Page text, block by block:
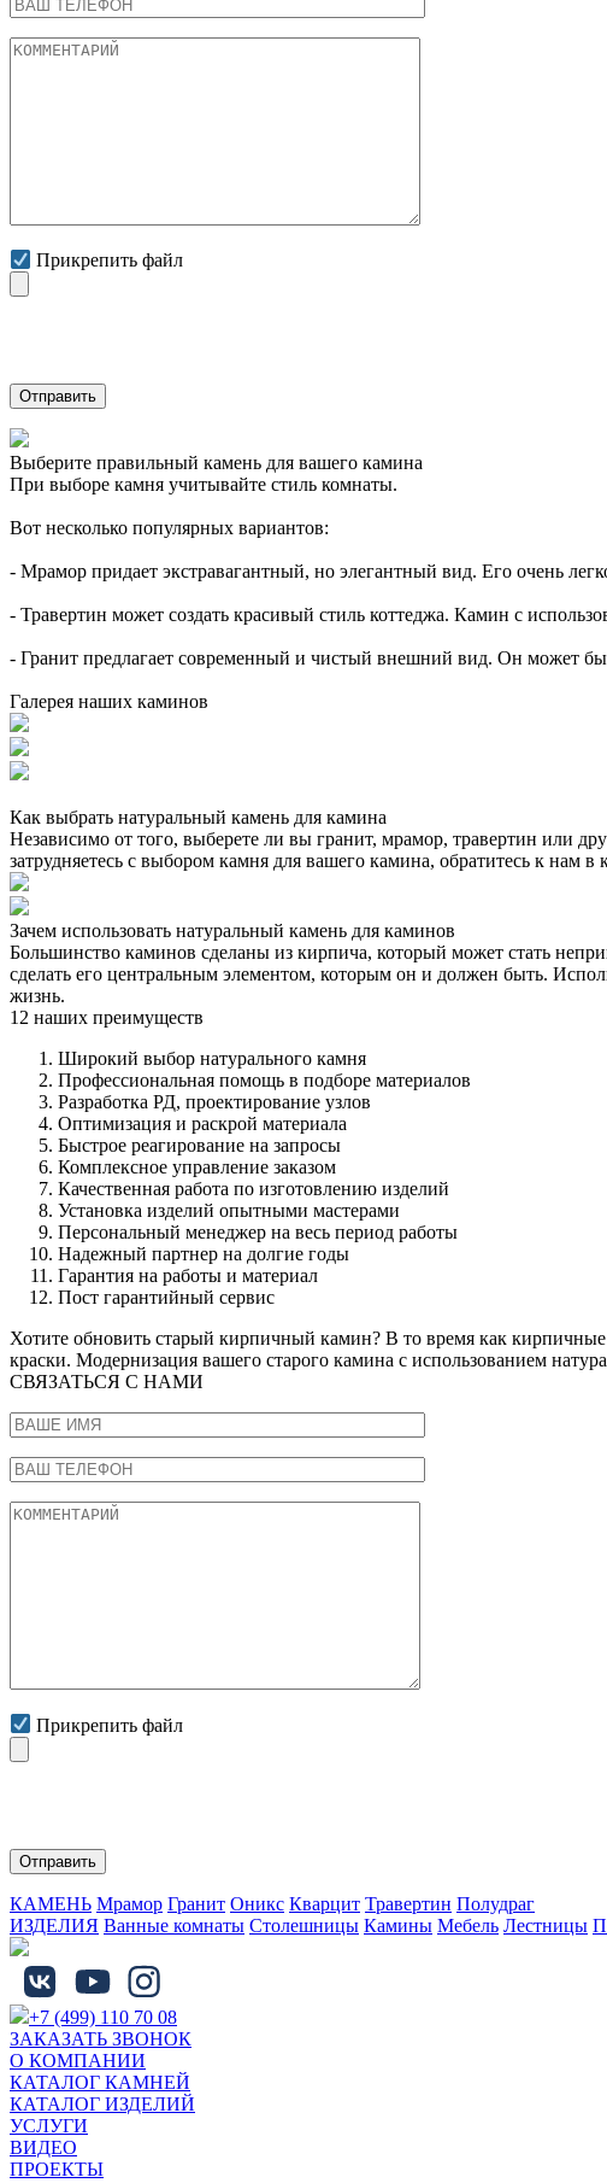
Прикрепить файл
Выберите правильный камень для вашего камина
При выборе камня учитывайте стиль комнаты.
Вот несколько популярных вариантов:
- Мрамор придает экстравагантный, но элегантный вид. Его очень
- Травертин может создать красивый стиль коттеджа. Камин с
- Гранит предлагает современный и чистый внешний вид. Он может
Галерея наших каминов
Как выбрать натуральный камень для камина
Независимо от того, выберете ли вы гранит, мрамор, травертин или
затрудняетесь с выбором камня для вашего камина, обратитесь к
Зачем использовать натуральный камень для каминов
Большинство каминов сделаны из кирпича, который может стать
сделать его центральным элементом, которым он и должен быть.
жизнь.
12 наших преимуществ
Широкий выбор натурального камня
Профессиональная помощь в подборе материалов
Разработка РД, проектирование узлов
Оптимизация и раскрой материала
Быстрое реагирование на запросы
Комплексное управление заказом
Качественная работа по изготовлению изделий
Установка изделий опытными мастерами
Персональный менеджер на весь период работы
Надежный партнер на долгие годы
Гарантия на работы и материал
Пост гарантийный сервис
Хотите обновить старый кирпичный камин? В то время как
краски. Модернизация вашего старого камина с использованием
СВЯЗАТЬСЯ С НАМИ
Прикрепить файл
КАМЕНЬ Мрамор Гранит Оникс Кварцит Травертин Полудраг
ИЗДЕЛИЯ Ванные комнаты Столешницы Камины Мебель Лестницы
+7 (499) 110 70 08
ЗАКАЗАТЬ ЗВОНОК
О КОМПАНИИ
КАТАЛОГ КАМНЕЙ
КАТАЛОГ ИЗДЕЛИЙ
УСЛУГИ
ВИДЕО
ПРОЕКТЫ